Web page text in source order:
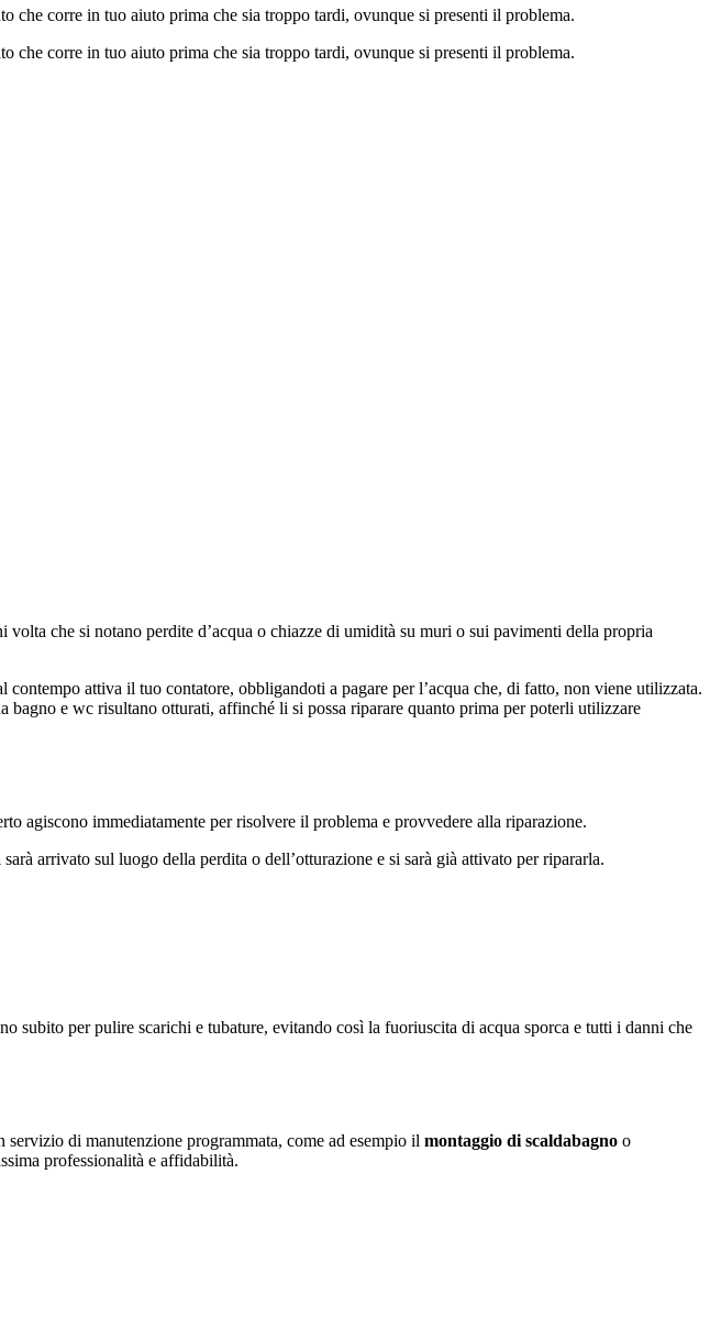
corre in tuo aiuto prima che sia troppo tardi, ovunque si presenti il problema.
corre in tuo aiuto prima che sia troppo tardi, ovunque si presenti il problema.
che si notano perdite d’acqua o chiazze di umidità su muri o sui pavimenti della propria
attiva il tuo contatore, obbligandoti a pagare per l’acqua che, di fatto, non viene utilizzata.
bagno e wc risultano otturati, affinché li si possa riparare quanto prima per poterli utilizzare
agiscono immediatamente per risolvere il problema e provvedere alla riparazione.
sarà arrivato sul luogo della perdita o dell’otturazione e si sarà già attivato per ripararla.
per pulire scarichi e tubature, evitando così la fuoriuscita di acqua sporca e tutti i danni che
di manutenzione programmata, come ad esempio il montaggio di scaldabagno o
professionalità e affidabilità.